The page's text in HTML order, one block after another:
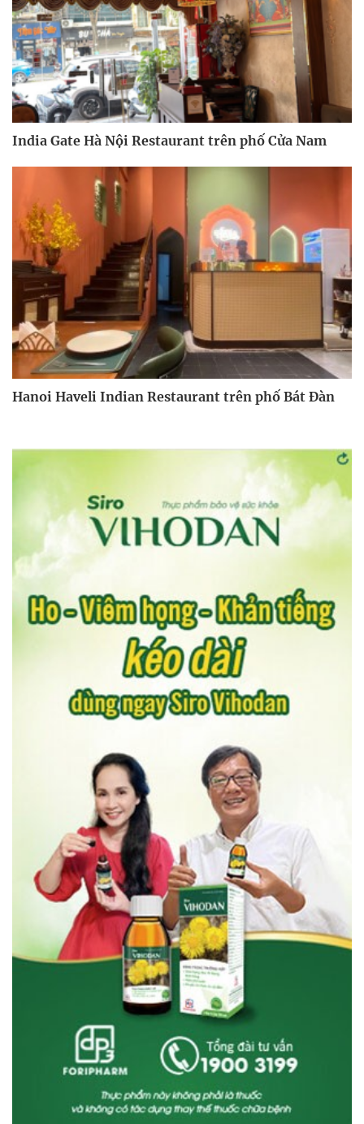
India Gate Hà Nội Restaurant trên phố Cửa Nam
Hanoi Haveli Indian Restaurant trên phố Bát Đàn